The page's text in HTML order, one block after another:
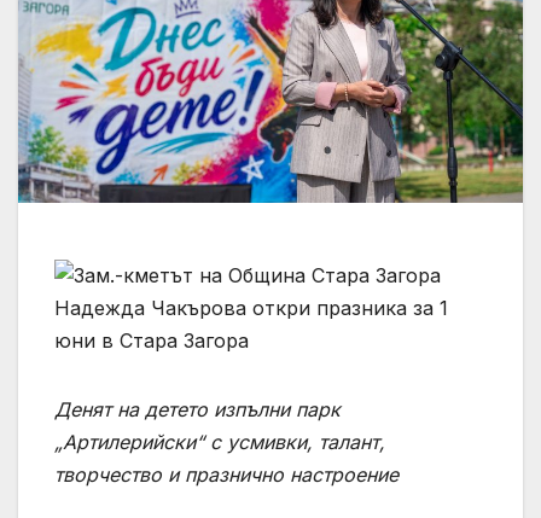
Денят на детето изпълни парк
„Артилерийски“ с усмивки, талант,
творчество и празнично настроение